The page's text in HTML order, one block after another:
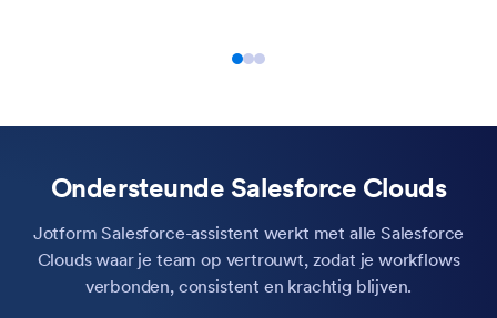
Ondersteunde Salesforce Clouds
Jotform Salesforce-assistent werkt met alle Salesforce
Clouds waar je team op vertrouwt, zodat je workflows
verbonden, consistent en krachtig blijven.